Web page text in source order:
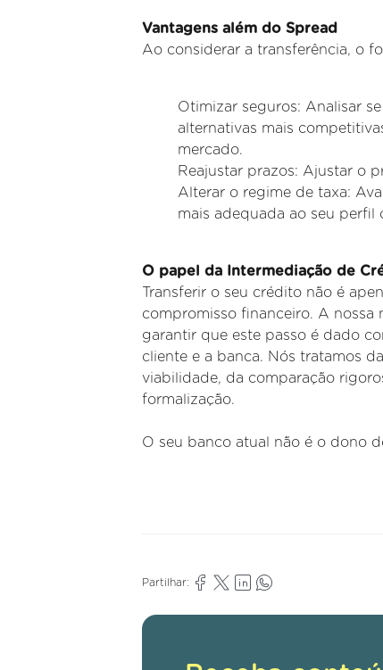
Vantagens além do Spread
Ao considerar a transferência, o
Otimizar seguros: Analisar
alternativas mais
mercado.
Reajustar prazos: Ajustar o
Alterar o regime de taxa:
mais adequada ao seu perfil
O papel da Intermediação de
Transferir o seu crédito não é
compromisso financeiro. A nossa
garantir que este passo é dado
cliente e a banca. Nós tratamos
viabilidade, da comparação
formalização.
O seu banco atual não é o dono
Partilhar: